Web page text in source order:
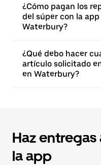
¿Cómo pagan los
del súper con la
Waterbury?
¿Qué debo hacer
artículo solicitado
en Waterbury?
Haz
la app